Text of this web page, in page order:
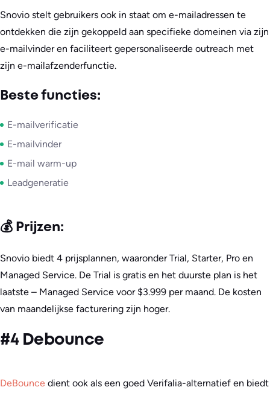
Snovio stelt gebruikers ook in staat om e-mailadressen te
ontdekken die zijn gekoppeld aan specifieke domeinen via zijn
e-mailvinder en faciliteert gepersonaliseerde outreach met
zijn e-mailafzenderfunctie.
Beste functies:
E-mailverificatie
E-mailvinder
E-mail warm-up
Leadgeneratie
💰 Prijzen:
Snovio biedt 4 prijsplannen, waaronder Trial, Starter, Pro en
Managed Service. De Trial is gratis en het duurste plan is het
laatste – Managed Service voor $3.999 per maand. De kosten
van maandelijkse facturering zijn hoger.
#4 Debounce
DeBounce dient ook als een goed Verifalia-alternatief en biedt